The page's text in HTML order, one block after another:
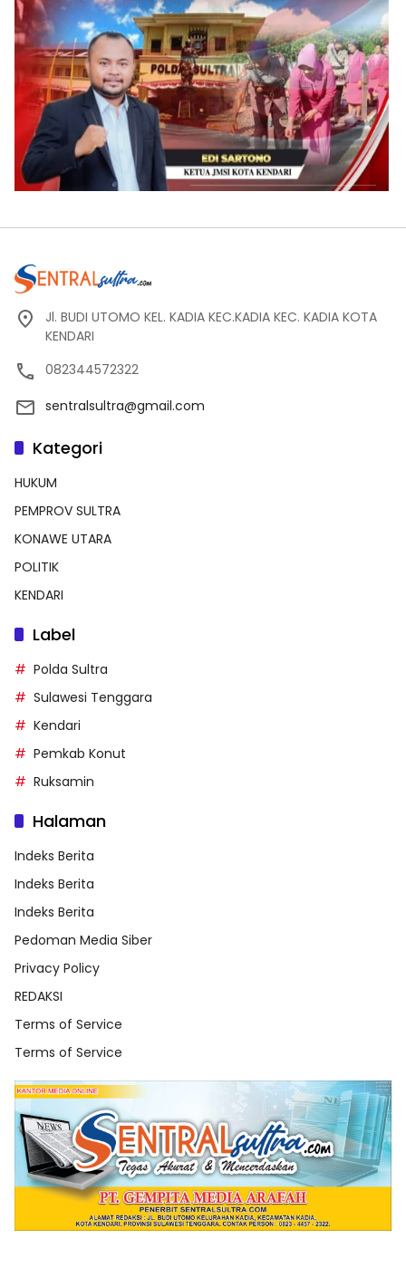
Jl. BUDI UTOMO KEL. KADIA KEC.KADIA KEC. KADIA KOTA
KENDARI
082344572322
sentralsultra@gmail.com
Kategori
HUKUM
PEMPROV SULTRA
KONAWE UTARA
POLITIK
KENDARI
Label
Polda Sultra
Sulawesi Tenggara
Kendari
Pemkab Konut
Ruksamin
Halaman
Indeks Berita
Indeks Berita
Indeks Berita
Pedoman Media Siber
Privacy Policy
REDAKSI
Terms of Service
Terms of Service